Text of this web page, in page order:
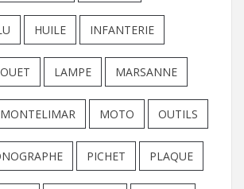
HUILE INFANTERIE
LAMPE MARSANNE
MONTELIMAR MOTO OUTILS
PICHET PLAQUE